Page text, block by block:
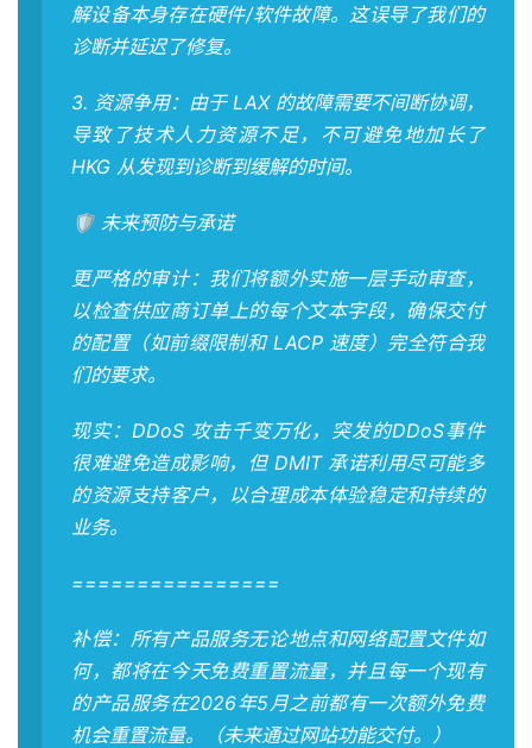
解设备本身存在硬件/软件故障。这误导了我们的
诊断并延迟了修复。
3. 资源争用：由于 LAX 的故障需要不间断协调，
导致了技术人力资源不足，不可避免地加长了
HKG 从发现到诊断到缓解的时间。
🛡️ 未来预防与承诺
更严格的审计：我们将额外实施一层手动审查，
以检查供应商订单上的每个文本字段，确保交付
的配置（如前缀限制和 LACP 速度）完全符合我
们的要求。
现实：DDoS 攻击千变万化，突发的DDoS事件
很难避免造成影响，但 DMIT 承诺利用尽可能多
的资源支持客户，以合理成本体验稳定和持续的
业务。
================
补偿：所有产品服务无论地点和网络配置文件如
何，都将在今天免费重置流量，并且每一个现有
的产品服务在2026年5月之前都有一次额外免费
机会重置流量。（未来通过网站功能交付。）